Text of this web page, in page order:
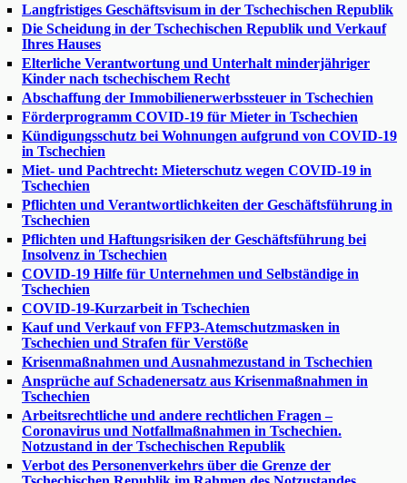
Langfristiges Geschäftsvisum in der Tschechischen Republik
Die Scheidung in der Tschechischen Republik und Verkauf
Ihres Hauses
Elterliche Verantwortung und Unterhalt minderjähriger
Kinder nach tschechischem Recht
Abschaffung der Immobilienerwerbssteuer in Tschechien
Förderprogramm COVID-19 für Mieter in Tschechien
Kündigungsschutz bei Wohnungen aufgrund von COVID-19
in Tschechien
Miet- und Pachtrecht: Mieterschutz wegen COVID-19 in
Tschechien
Pflichten und Verantwortlichkeiten der Geschäftsführung in
Tschechien
Pflichten und Haftungsrisiken der Geschäftsführung bei
Insolvenz in Tschechien
COVID-19 Hilfe für Unternehmen und Selbständige in
Tschechien
COVID-19-Kurzarbeit in Tschechien
Kauf und Verkauf von FFP3-Atemschutzmasken in
Tschechien und Strafen für Verstöße
Krisenmaßnahmen und Ausnahmezustand in Tschechien
Ansprüche auf Schadenersatz aus Krisenmaßnahmen in
Tschechien
Arbeitsrechtliche und andere rechtlichen Fragen –
Coronavirus und Notfallmaßnahmen in Tschechien.
Notzustand in der Tschechischen Republik
Verbot des Personenverkehrs über die Grenze der